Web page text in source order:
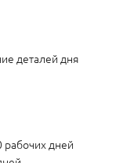
деталей дня
дней